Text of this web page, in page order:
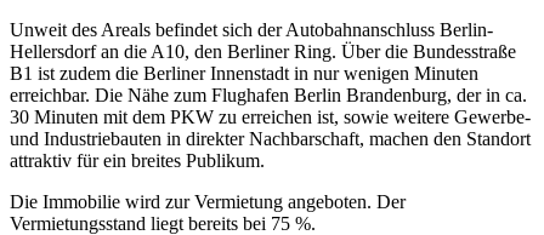
Unweit des Areals befindet sich der Autobahnanschluss Berlin-
Hellersdorf an die A10, den Berliner Ring. Über die Bundesstraße
B1 ist zudem die Berliner Innenstadt in nur wenigen Minuten
erreichbar. Die Nähe zum Flughafen Berlin Brandenburg, der in ca.
30 Minuten mit dem PKW zu erreichen ist, sowie weitere Gewerbe-
und Industriebauten in direkter Nachbarschaft, machen den Standort
attraktiv für ein breites Publikum.
Die Immobilie wird zur Vermietung angeboten. Der
Vermietungsstand liegt bereits bei 75 %.